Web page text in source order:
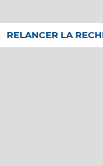
RELANCER LA